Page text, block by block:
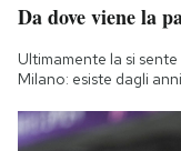
Da dove viene la
Ultimamente la si
Milano: esiste dagli